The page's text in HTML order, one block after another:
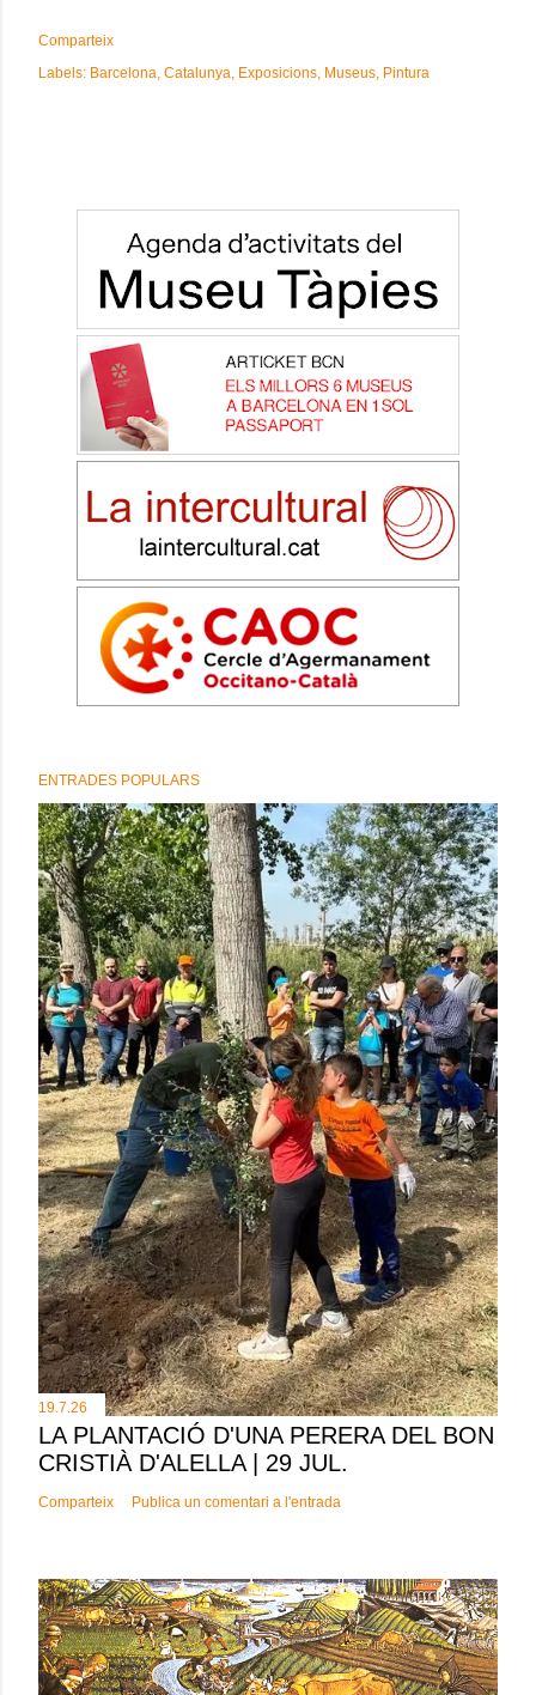
Comparteix
Labels: Barcelona Catalunya Exposicions Museus Pintura
ENTRADES POPULARS
19.7.26
LA PLANTACIÓ D'UNA PERERA DEL BON
CRISTIÀ D'ALELLA | 29 JUL.
Comparteix Publica un comentari a l'entrada